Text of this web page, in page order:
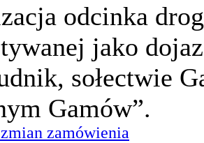
odcinka
jako
sołectwie
Gamów”.
zamówienia